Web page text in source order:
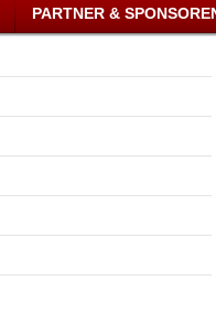
PARTNER &